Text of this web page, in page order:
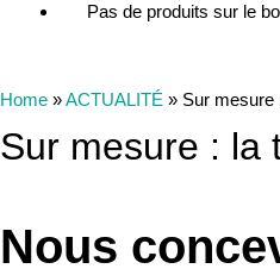
Pas de produits sur le
Home »ACTUALITÉ » Sur mesure
Sur mesure : la
Nous